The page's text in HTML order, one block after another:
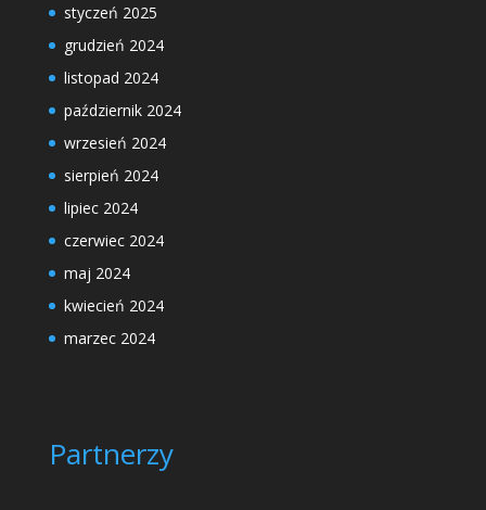
styczeń 2025
grudzień 2024
listopad 2024
październik 2024
wrzesień 2024
sierpień 2024
lipiec 2024
czerwiec 2024
maj 2024
kwiecień 2024
marzec 2024
Partnerzy